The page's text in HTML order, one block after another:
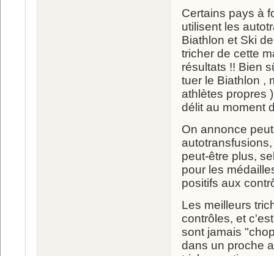
Certains pays à
utilisent les
Biathlon et Ski
tricher de cette
résultats !! Bien
tuer le Biathlon ,
athlètes propres
délit au moment
On annonce
peut-être plus,
pour les
positifs aux
Les meilleurs
contrôles, et
sont jamais
dans un proche